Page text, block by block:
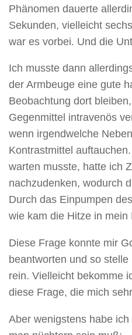
Phänomen dauerte
Sekunden, vielleicht
war es vorbei. Und die
Ich musste dann
der Armbeuge eine gute
Beobachtung dort
Gegenmittel intravenös
wenn irgendwelche
Kontrastmittel
warten musste, hatte ich
nachzudenken, wodurch
Durch das Einpumpen
wie kam die Hitze in mein
Diese Frage konnte mir
beantworten und so
rein. Vielleicht bekomme
diese Frage, die mich
Aber wenigstens habe